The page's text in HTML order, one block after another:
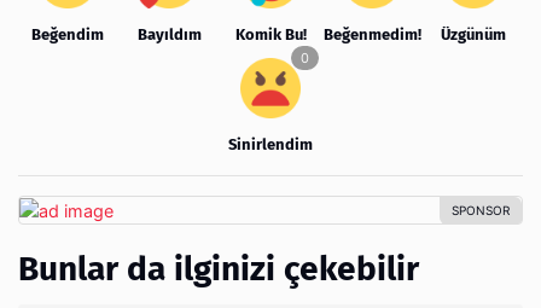
Beğendim Bayıldım Komik Bu! Beğenmedim! Üzgünüm
Sinirlendim
Bunlar da ilginizi çekebilir